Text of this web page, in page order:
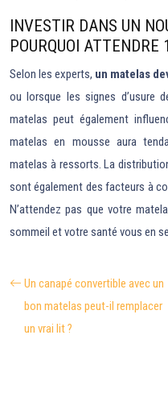
INVESTIR DANS UN
POURQUOI ATTENDRE
Selon les experts, un matelas
ou lorsque les signes d’usure
matelas peut également
matelas en mousse aura
matelas à ressorts. La
sont également des facteurs à
N’attendez pas que votre
sommeil et votre santé vous en
Un canapé convertible avec un
bon matelas peut-il remplacer
un vrai lit ?